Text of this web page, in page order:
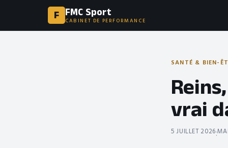
F FMC Sport
CABINET DE PERFORMANCE
SANTÉ & BIEN-
vrai
5 JUILLET 2026·